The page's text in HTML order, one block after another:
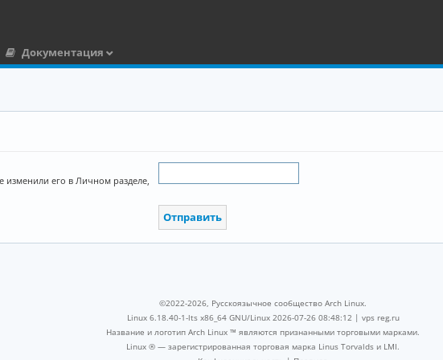
Документация
изменили его в Личном разделе,
©2022-2026, Русскоязычное сообщество Arch Linux.
Linux 6.18.40-1-lts x86_64 GNU/Linux 2026-07-26 08:48:12 | vps reg.ru
Название и логотип Arch Linux ™ являются признанными торговыми марками.
Linux ® — зарегистрированная торговая марка Linus Torvalds и LMI.